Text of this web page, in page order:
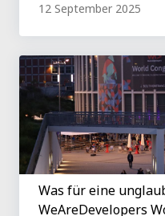
12 September 2025
Was für eine
WeAreDevelopers